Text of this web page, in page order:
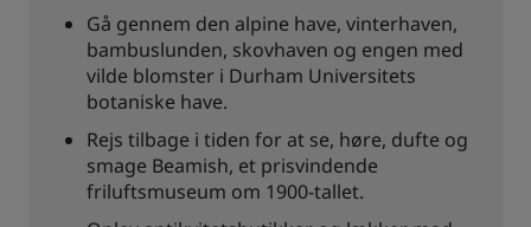
Gå gennem den alpine have, vinterhaven,
bambuslunden, skovhaven og engen med
vilde blomster i Durham Universitets
botaniske have.
Rejs tilbage i tiden for at se, høre, dufte og
smage Beamish, et prisvindende
friluftsmuseum om 1900-tallet.